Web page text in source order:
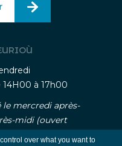
à 17h00
mercredi après-
midi (ouvert
over what you want to